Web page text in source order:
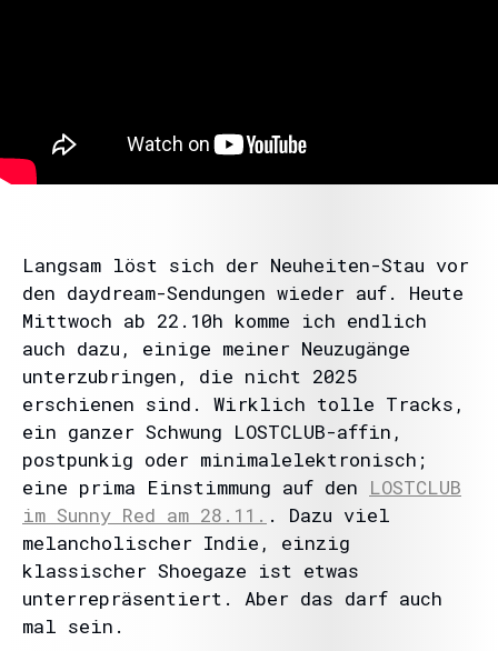
Langsam löst sich der Neuheiten-Stau vor
den daydream-Sendungen wieder auf. Heute
Mittwoch ab 22.10h komme ich endlich
auch dazu, einige meiner Neuzugänge
unterzubringen, die nicht 2025
erschienen sind. Wirklich tolle Tracks,
ein ganzer Schwung LOSTCLUB-affin,
postpunkig oder minimalelektronisch;
eine prima Einstimmung auf den LOSTCLUB
im Sunny Red am 28.11. . Dazu viel
melancholischer Indie, einzig
klassischer Shoegaze ist etwas
unterrepräsentiert. Aber das darf auch
mal sein.